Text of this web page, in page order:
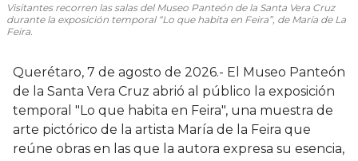
Visitantes recorren las salas del Museo Panteón de la Santa Vera Cruz
durante la exposición temporal “Lo que habita en Feira”, de María de La
Feira.
Querétaro, 7 de agosto de 2026.- El Museo Panteón
de la Santa Vera Cruz abrió al público la exposición
temporal "Lo que habita en Feira", una muestra de
arte pictórico de la artista María de la Feira que
reúne obras en las que la autora expresa su esencia,